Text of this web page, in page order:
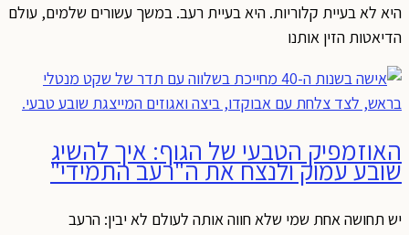
היא לא בעיית קלוריות. היא בעיית רעב. במשך עשורים שלמים, עולם
הדיאטות הזין אותנו
האוזמפיק הטבעי של הגוף: איך להשיג
שובע עמוק ולנצח את ה"רעב התמידי"
יש תחושה אחת שמי שלא חווה אותה לעולם לא יבין: הרעב